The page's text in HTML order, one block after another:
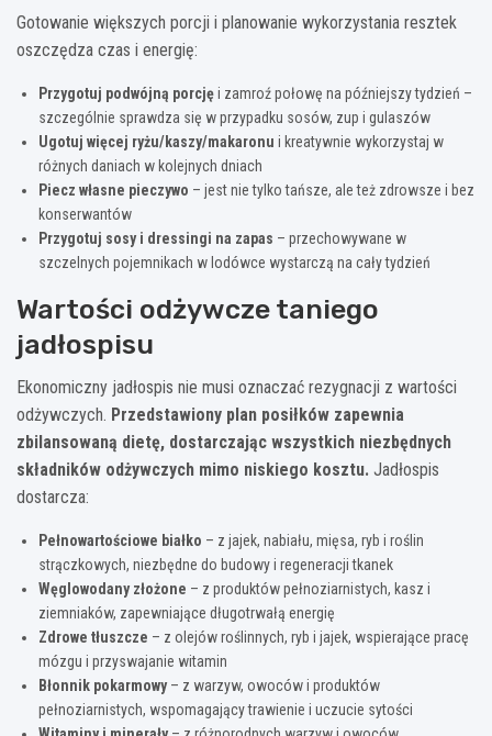
Gotowanie większych porcji i planowanie wykorzystania resztek
oszczędza czas i energię:
Przygotuj podwójną porcjęi zamroź połowę na późniejszy tydzień –
szczególnie sprawdza się w przypadku sosów, zup i gulaszów
Ugotuj więcej ryżu/kaszy/makaronu i kreatywnie wykorzystaj w
różnych daniach w kolejnych dniach
Piecz własne pieczywo – jest nie tylko tańsze, ale też zdrowsze i bez
konserwantów
Przygotuj sosy i dressingi na zapas – przechowywane w
szczelnych pojemnikach w lodówce wystarczą na cały tydzień
Wartości odżywcze taniego
jadłospisu
Ekonomiczny jadłospis nie musi oznaczać rezygnacji z wartości
odżywczych. Przedstawiony plan posiłków zapewnia
zbilansowaną dietę, dostarczając wszystkich niezbędnych
składników odżywczych mimo niskiego kosztu. Jadłospis
dostarcza:
Pełnowartościowe białko – z jajek, nabiału, mięsa, ryb i roślin
strączkowych, niezbędne do budowy i regeneracji tkanek
Węglowodany złożone – z produktów pełnoziarnistych, kasz i
ziemniaków, zapewniające długotrwałą energię
Zdrowe tłuszcze – z olejów roślinnych, ryb i jajek, wspierające pracę
mózgu i przyswajanie witamin
Błonnik pokarmowy– z warzyw, owoców i produktów
pełnoziarnistych, wspomagający trawienie i uczucie sytości